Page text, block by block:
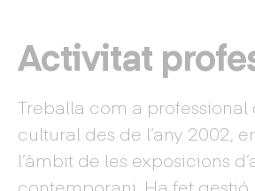
Activitat
Treballa com a professional
cultural des de l’any 2002,
l’àmbit de les exposicions
contemporani. Ha fet